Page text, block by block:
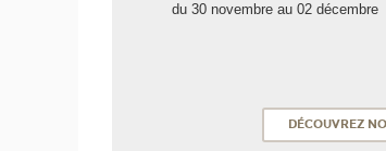
du 30 novembre au 02 décembre
DÉCOUVREZ